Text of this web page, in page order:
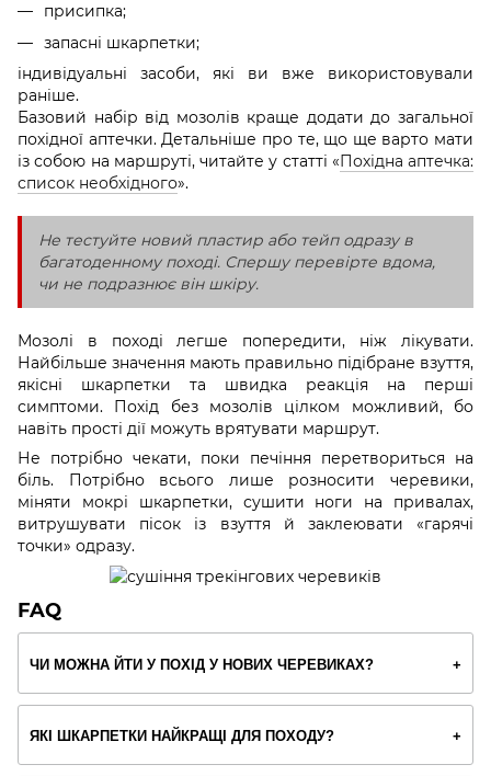
присипка;
запасні шкарпетки;
індивідуальні засоби, які ви вже використовували
раніше.
Базовий набір від мозолів краще додати до загальної
похідної аптечки. Детальніше про те, що ще варто мати
із собою на маршруті, читайте у статті «Похідна аптечка:
список необхідного».
Не тестуйте новий пластир або тейп одразу в
багатоденному поході. Спершу перевірте вдома,
чи не подразнює він шкіру.
Мозолі в поході легше попередити, ніж лікувати.
Найбільше значення мають правильно підібране взуття,
якісні шкарпетки та швидка реакція на перші
симптоми. Похід без мозолів цілком можливий, бо
навіть прості дії можуть врятувати маршрут.
Не потрібно чекати, поки печіння перетвориться на
біль. Потрібно всього лише розносити черевики,
міняти мокрі шкарпетки, сушити ноги на привалах,
витрушувати пісок із взуття й заклеювати «гарячі
точки» одразу.
FAQ
ЧИ МОЖНА ЙТИ У ПОХІД У НОВИХ ЧЕРЕВИКАХ?
ЯКІ ШКАРПЕТКИ НАЙКРАЩІ ДЛЯ ПОХОДУ?